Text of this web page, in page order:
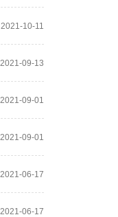
2021-10-11
2021-09-13
2021-09-01
2021-09-01
2021-06-17
2021-06-17